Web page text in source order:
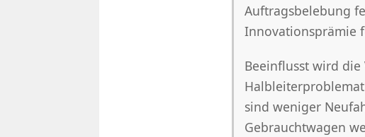
Auftragsbelebung
Innovationsprämie
Beeinflusst wird
sind weniger
Gebrauchtwagen